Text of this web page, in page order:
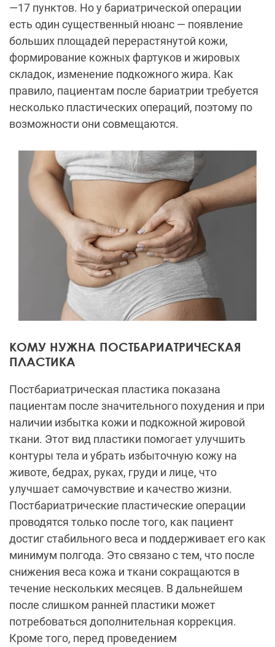
—17 пунктов. Но у бариатрической операции
есть один существенный нюанс — появление
больших площадей перерастянутой кожи,
формирование кожных фартуков и жировых
складок, изменение подкожного жира. Как
правило, пациентам после бариатрии требуется
несколько пластических операций, поэтому по
возможности они совмещаются.
КОМУ НУЖНА ПОСТБАРИАТРИЧЕСКАЯ
ПЛАСТИКА
Постбариатрическая пластика показана
пациентам после значительного похудения и при
наличии избытка кожи и подкожной жировой
ткани. Этот вид пластики помогает улучшить
контуры тела и убрать избыточную кожу на
животе, бедрах, руках, груди и лице, что
улучшает самочувствие и качество жизни.
Постбариатрические пластические операции
проводятся только после того, как пациент
достиг стабильного веса и поддерживает его как
минимум полгода. Это связано с тем, что после
снижения веса кожа и ткани сокращаются в
течение нескольких месяцев. В дальнейшем
после слишком ранней пластики может
потребоваться дополнительная коррекция.
Кроме того, перед проведением